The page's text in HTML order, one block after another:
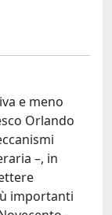
e meno
Orlando
–, in
importanti